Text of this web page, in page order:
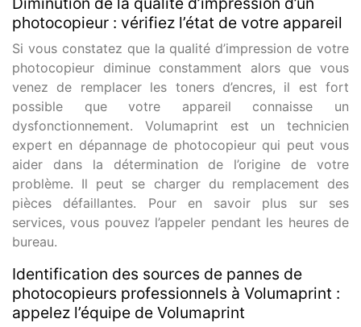
photocopieur : vérifiez l’état de votre appareil
Si vous constatez que la qualité d’impression de votre
photocopieur diminue constamment alors que vous
venez de remplacer les toners d’encres, il est fort
possible que votre appareil connaisse un
dysfonctionnement. Volumaprint est un technicien
expert en dépannage de photocopieur qui peut vous
aider dans la détermination de l’origine de votre
problème. Il peut se charger du remplacement des
pièces défaillantes. Pour en savoir plus sur ses
services, vous pouvez l’appeler pendant les heures de
bureau.
Identification des sources de pannes de
photocopieurs professionnels à Volumaprint :
appelez l’équipe de Volumaprint